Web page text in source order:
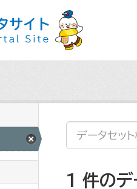
1 件のデ